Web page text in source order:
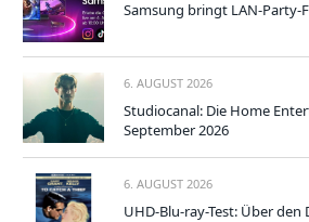
Samsung bringt LAN-Party-
6. AUGUST 2026
Studiocanal: Die Home
September 2026
6. AUGUST 2026
UHD-Blu-ray-Test: Über den